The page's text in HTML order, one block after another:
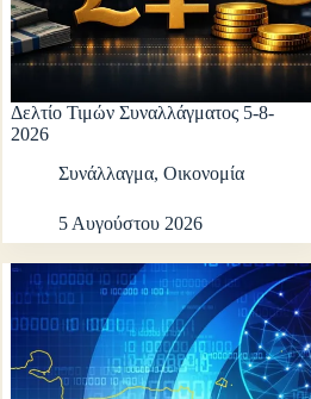
Δελτίο Τιμών Συναλλάγματος 5-8-
2026
Συνάλλαγμα, Οικονομία
5 Αυγούστου 2026